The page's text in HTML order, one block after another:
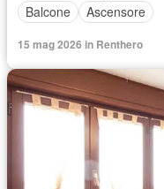
Balcone
Ascensore
15 mag 2026 in Renthero